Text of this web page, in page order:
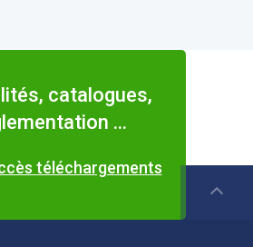
catalogues,
...
téléchargements